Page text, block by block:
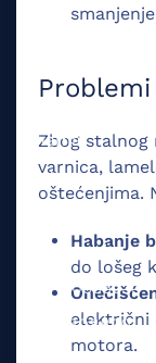
Zbog
varnica,
oštećenjima.
Habanje
do lošeg
električni
motora.
O nama
Kontakt
Baza znanja
PIB: 100535233
MB 52608830